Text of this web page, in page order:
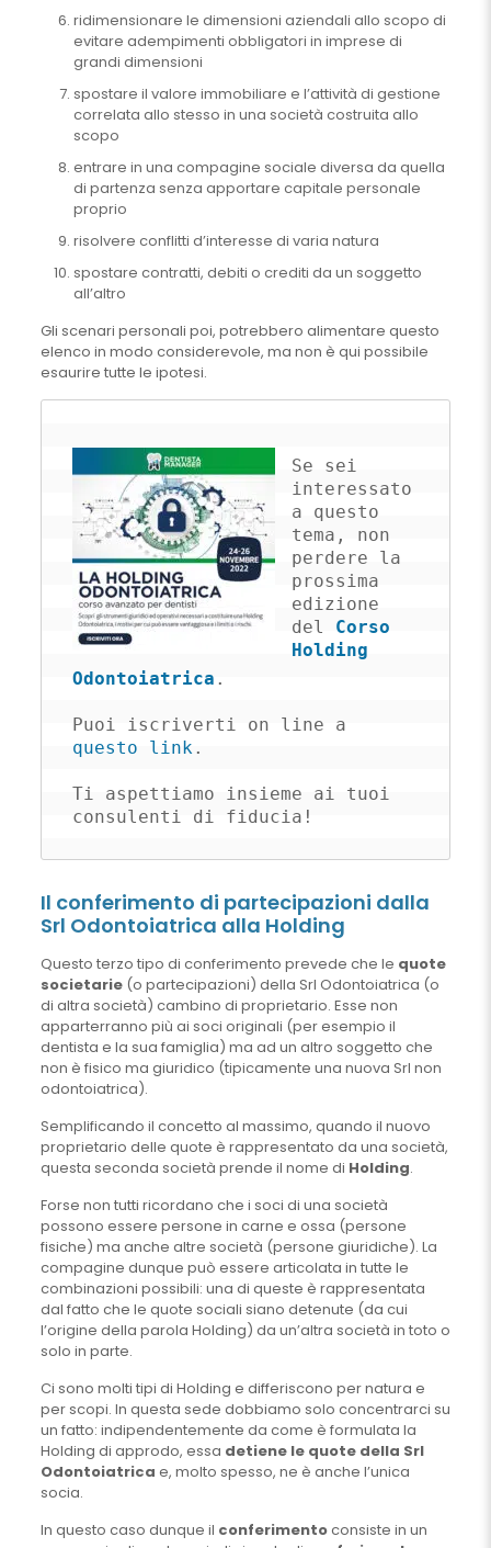
ridimensionare le dimensioni aziendali allo scopo di
evitare adempimenti obbligatori in imprese di
grandi dimensioni
spostare il valore immobiliare e l’attività di gestione
correlata allo stesso in una società costruita allo
scopo
entrare in una compagine sociale diversa da quella
di partenza senza apportare capitale personale
proprio
risolvere conflitti d’interesse di varia natura
spostare contratti, debiti o crediti da un soggetto
all’altro
Gli scenari personali poi, potrebbero alimentare questo
elenco in modo considerevole, ma non è qui possibile
esaurire tutte le ipotesi.
Se sei
interessato
a questo
tema, non
perdere la
prossima
edizione
del Corso
Holding
Odontoiatrica .
questo link.
Ti aspettiamo insieme ai tuoi
consulenti di fiducia!
Il conferimento di partecipazioni dalla
Srl Odontoiatrica alla Holding
Questo terzo tipo di conferimento prevede che le quote
societarie(o partecipazioni) della Srl Odontoiatrica (o
di altra società) cambino di proprietario. Esse non
apparterranno più ai soci originali (per esempio il
dentista e la sua famiglia) ma ad un altro soggetto che
non è fisico ma giuridico (tipicamente una nuova Srl non
odontoiatrica).
Semplificando il concetto al massimo, quando il nuovo
proprietario delle quote è rappresentato da una società,
questa seconda società prende il nome di Holding.
Forse non tutti ricordano che i soci di una società
possono essere persone in carne e ossa (persone
fisiche) ma anche altre società (persone giuridiche). La
compagine dunque può essere articolata in tutte le
combinazioni possibili: una di queste è rappresentata
dal fatto che le quote sociali siano detenute (da cui
l’origine della parola Holding) da un’altra società in toto o
solo in parte.
Ci sono molti tipi di Holding e differiscono per natura e
per scopi. In questa sede dobbiamo solo concentrarci su
un fatto: indipendentemente da come è formulata la
Holding di approdo, essa detiene le quote della Srl
Odontoiatrica e, molto spesso, ne è anche l’unica
socia.
In questo caso dunque il conferimentoconsiste in un